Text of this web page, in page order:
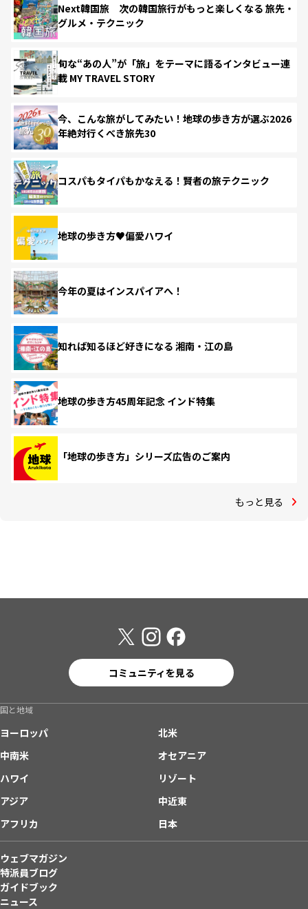
Next韓国旅 次の韓国旅行がもっと楽しくなる 旅先・
グルメ・テクニック
旬な“あの人”が「旅」をテーマに語るインタビュー連
載 MY TRAVEL STORY
今、こんな旅がしてみたい！地球の歩き方が選ぶ2026
年絶対行くべき旅先30
コスパもタイパもかなえる！賢者の旅テクニック
地球の歩き方♥偏愛ハワイ
今年の夏はインスパイアへ！
知れば知るほど好きになる 湘南・江の島
地球の歩き方45周年記念 インド特集
「地球の歩き方」シリーズ広告のご案内
もっと見る
コミュニティを見る
国と地域
ヨーロッパ
北米
中南米
オセアニア
ハワイ
リゾート
アジア
中近東
アフリカ
日本
ウェブマガジン
特派員ブログ
ガイドブック
ニュース